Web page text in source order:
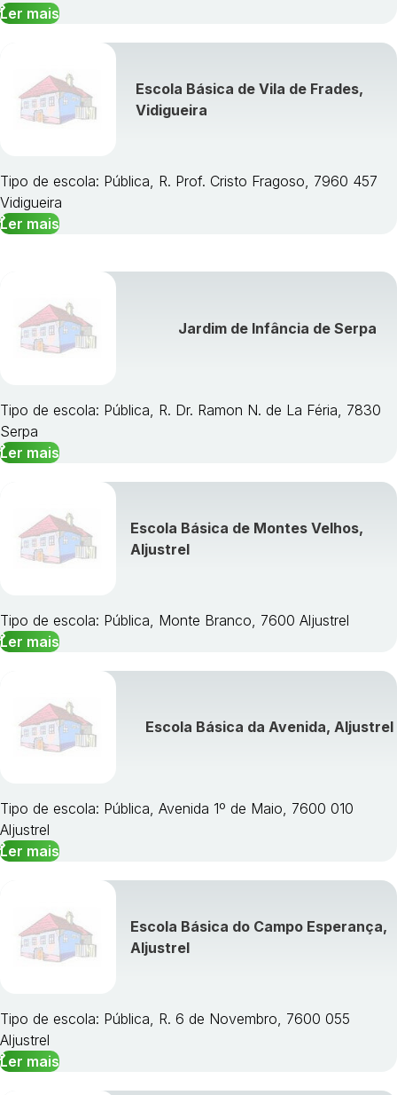
Ler mais
Escola Básica de Vila de Frades,
Vidigueira
Tipo de escola: Pública, R. Prof. Cristo Fragoso, 7960 457
Vidigueira
Ler mais
Jardim de Infância de Serpa
Tipo de escola: Pública, R. Dr. Ramon N. de La Féria, 7830
Serpa
Ler mais
Escola Básica de Montes Velhos,
Aljustrel
Tipo de escola: Pública, Monte Branco, 7600 Aljustrel
Ler mais
Escola Básica da Avenida, Aljustrel
Tipo de escola: Pública, Avenida 1º de Maio, 7600 010
Aljustrel
Ler mais
Escola Básica do Campo Esperança,
Aljustrel
Tipo de escola: Pública, R. 6 de Novembro, 7600 055
Aljustrel
Ler mais